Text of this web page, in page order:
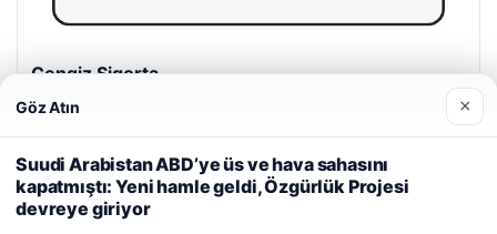
Cengiz Sigorta
23/06/2026
deneyiminizi kişiselleştirmek ve geliştirmek amacıyla çerezler
kullanıyoruz.Çerez Politikamız
Reddet Kabul Et
Göz Atın ×
Suudi Arabistan ABD’ye üs ve hava sahasını
kapatmıştı: Yeni hamle geldi, Özgürlük Projesi
devreye giriyor